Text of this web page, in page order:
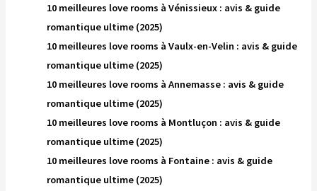
10 meilleures love rooms à Vénissieux : avis & guide
romantique ultime (2025)
10 meilleures love rooms à Vaulx-en-Velin : avis & guide
romantique ultime (2025)
10 meilleures love rooms à Annemasse : avis & guide
romantique ultime (2025)
10 meilleures love rooms à Montluçon : avis & guide
romantique ultime (2025)
10 meilleures love rooms à Fontaine : avis & guide
romantique ultime (2025)